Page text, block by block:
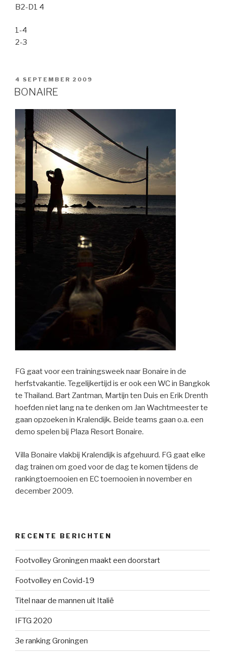
B2-D1 4
1-4
2-3
GEPLAATST
OP
4 SEPTEMBER 2009
BONAIRE
FG gaat voor een trainingsweek naar Bonaire in de
herfstvakantie. Tegelijkertijd is er ook een WC in Bangkok
te Thailand. Bart Zantman, Martijn ten Duis en Erik Drenth
hoefden niet lang na te denken om Jan Wachtmeester te
gaan opzoeken in Kralendijk. Beide teams gaan o.a. een
demo spelen bij Plaza Resort Bonaire.
Villa Bonaire vlakbij Kralendijk is afgehuurd. FG gaat elke
dag trainen om goed voor de dag te komen tijdens de
rankingtoernooien en EC toernooien in november en
december 2009.
RECENTE BERICHTEN
Footvolley Groningen maakt een doorstart
Footvolley en Covid-19
Titel naar de mannen uit Italië
IFTG 2020
3e ranking Groningen